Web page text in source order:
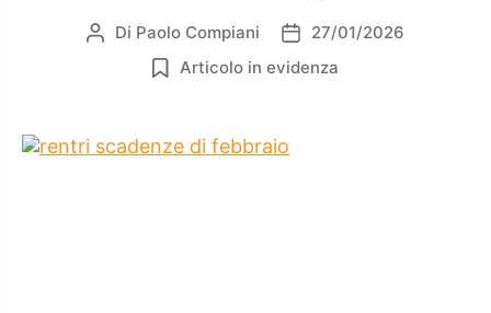
Di Paolo Compiani
27/01/2026
Articolo in evidenza